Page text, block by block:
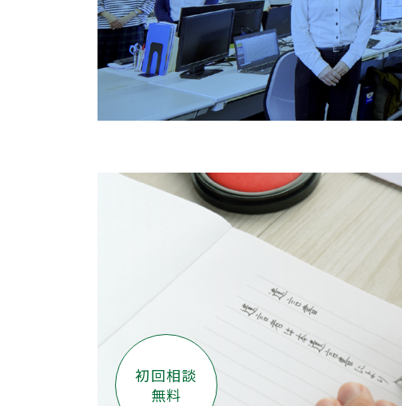
初回相談
無料